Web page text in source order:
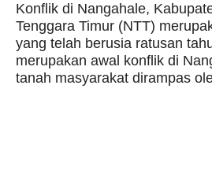
Konflik di Nangahale,
Tenggara Timur (NTT)
yang telah berusia ratusan
merupakan awal konflik di
tanah masyarakat dirampas